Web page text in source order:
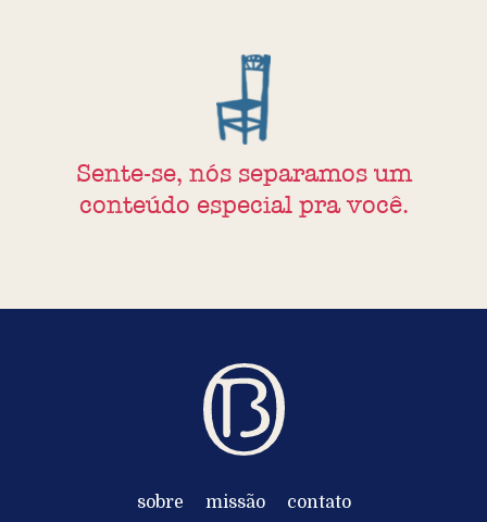
Sente-se, nós separamos um
conteúdo especial pra você.
sobre missão contato